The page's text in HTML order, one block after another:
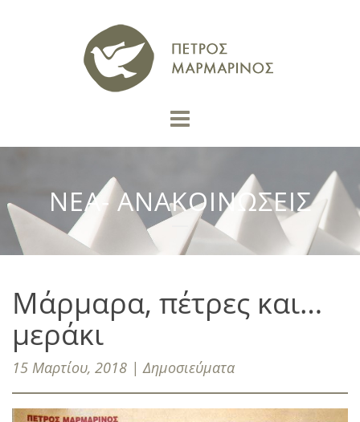
ΝΕΑ- ΑΝΑΚΟΙΝΩΣΕΙΣ
Μάρμαρα, πέτρες και…
μεράκι
15 Μαρτίου, 2018 | Δημοσιεύματα